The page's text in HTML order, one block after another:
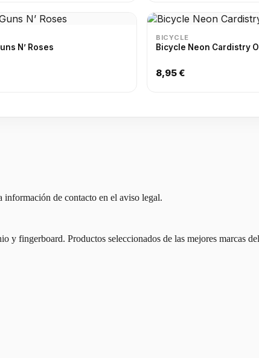
N’ Roses
BICYCLE
Bicycle Neon Cardistry
8,95 €
información de contacto en el aviso legal.
y fingerboard. Productos seleccionados de las mejores marcas